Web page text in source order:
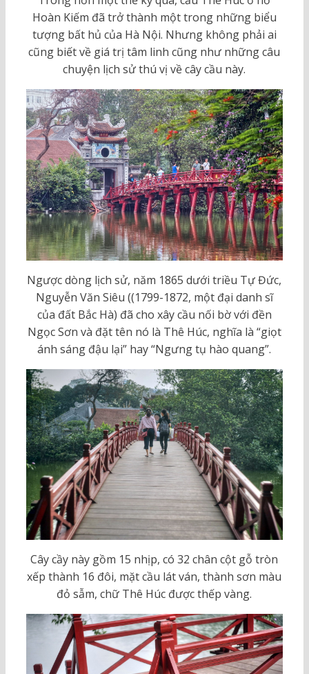
Hoàn Kiếm đã trở thành một trong những biểu
tượng bất hủ của Hà Nội. Nhưng không phải ai
cũng biết về giá trị tâm linh cũng như những câu
chuyện lịch sử thú vị về cây cầu này.
Ngược dòng lịch sử, năm 1865 dưới triều Tự Đức,
Nguyễn Văn Siêu ((1799-1872, một đại danh sĩ
của đất Bắc Hà) đã cho xây cầu nối bờ với đền
Ngọc Sơn và đặt tên nó là Thê Húc, nghĩa là “giọt
ánh sáng đậu lại” hay “Ngưng tụ hào quang”.
Cây cầy này gồm 15 nhịp, có 32 chân cột gỗ tròn
xếp thành 16 đôi, mặt cầu lát ván, thành sơn màu
đỏ sẫm, chữ Thê Húc được thếp vàng.